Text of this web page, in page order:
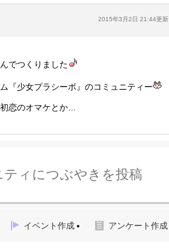
2015年3月2日 21:44更新
でつくりました
『少女プラシーボ』のコミュニティー
恋のオマケとか…
ティにつぶやきを投稿
イベント作成 アンケート作成